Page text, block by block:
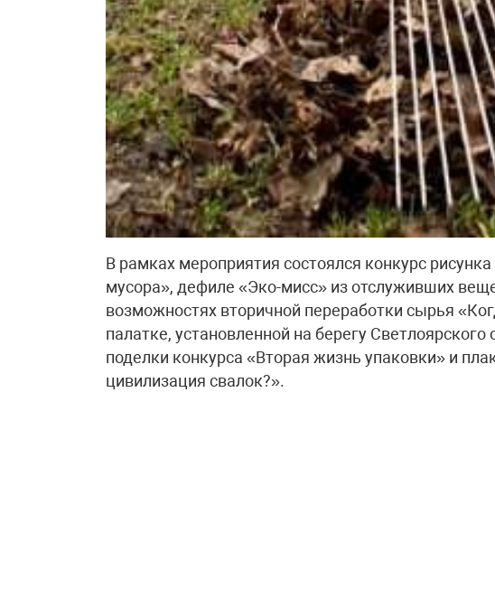
В рамках мероприятия состоялся конкурс
мусора», дефиле «Эко-мисс» из отслуживших
возможностях вторичной переработки сырья
палатке, установленной на берегу
поделки конкурса «Вторая жизнь упаковки» и
цивилизация свалок?».